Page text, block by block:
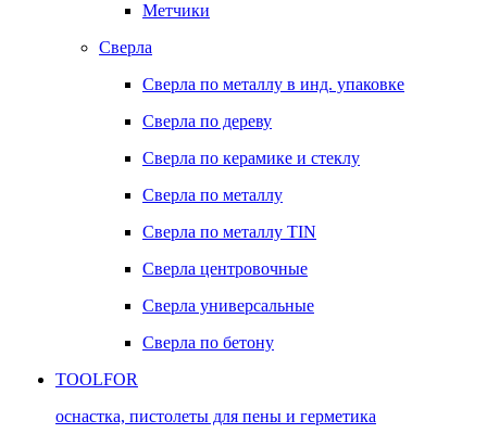
Метчики
Сверла
Сверла по металлу в инд. упаковке
Сверла по дереву
Сверла по керамике и стеклу
Сверла по металлу
Сверла по металлу TIN
Сверла центровочные
Сверла универсальные
Сверла по бетону
TOOLFOR
оснастка, пистолеты для пены и герметика